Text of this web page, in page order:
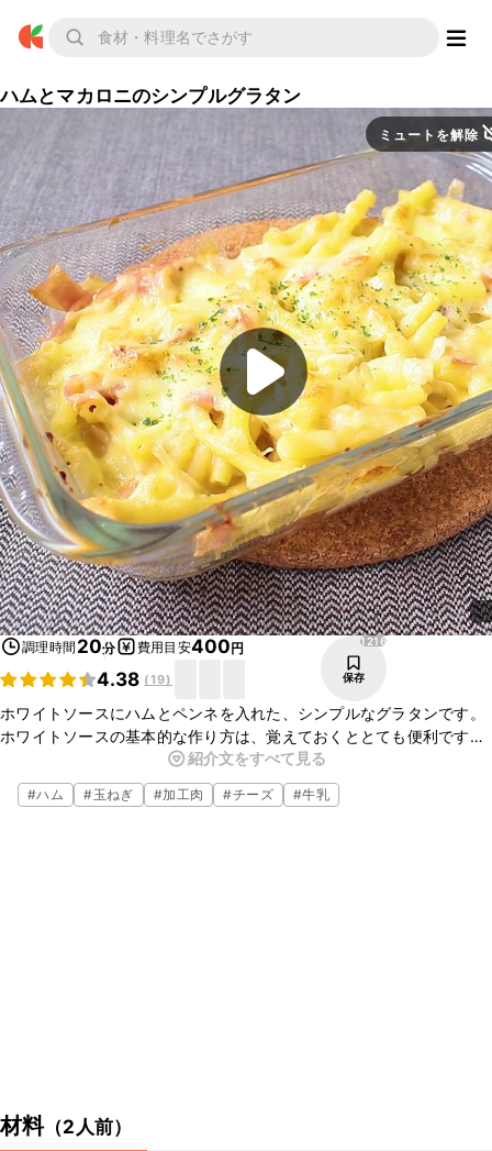
ハムとマカロニのシンプルグラタン
ミュートを解除
調理時間 20分 費用目安400円
4.38 (19)
1216
保存
ホワイトソースにハムとペンネを入れた、シンプルなグラタンです。
ホワイトソースの基本的な作り方は、覚えておくととても便利です。
マカロニを使ったり、ブロッコリーや鶏肉を入れたりと、様々にアレ
ンジできます。
紹介文をすべて見る
#ハム #玉ねぎ #加工肉 #チーズ #牛乳
材料（2人前）